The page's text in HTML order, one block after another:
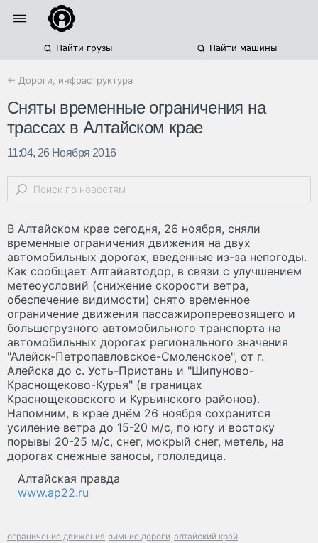
Найти грузы Найти машины
← Дороги, инфраструктура
Сняты временные ограничения на
трассах в Алтайском крае
11:04, 26 Ноября 2016
В Алтайском крае сегодня, 26 ноября, сняли
временные ограничения движения на двух
автомобильных дорогах, введенные из-за непогоды.
Как сообщает Алтайавтодор, в связи с улучшением
метеоусловий (снижение скорости ветра,
обеспечение видимости) снято временное
ограничение движения пассажироперевозящего и
большегрузного автомобильного транспорта на
автомобильных дорогах регионального значения
"Алейск-Петропавловское-Смоленское", от г.
Алейска до с. Усть-Пристань и "Шипуново-
Краснощеково-Курья" (в границах
Краснощековского и Курьинского районов).
Напомним, в крае днём 26 ноября сохранится
усиление ветра до 15-20 м/с, по югу и востоку
порывы 20-25 м/с, снег, мокрый снег, метель, на
дорогах снежные заносы, гололедица.
Алтайская правда
www.ap22.ru
ограничение движения зимние дороги алтайский край